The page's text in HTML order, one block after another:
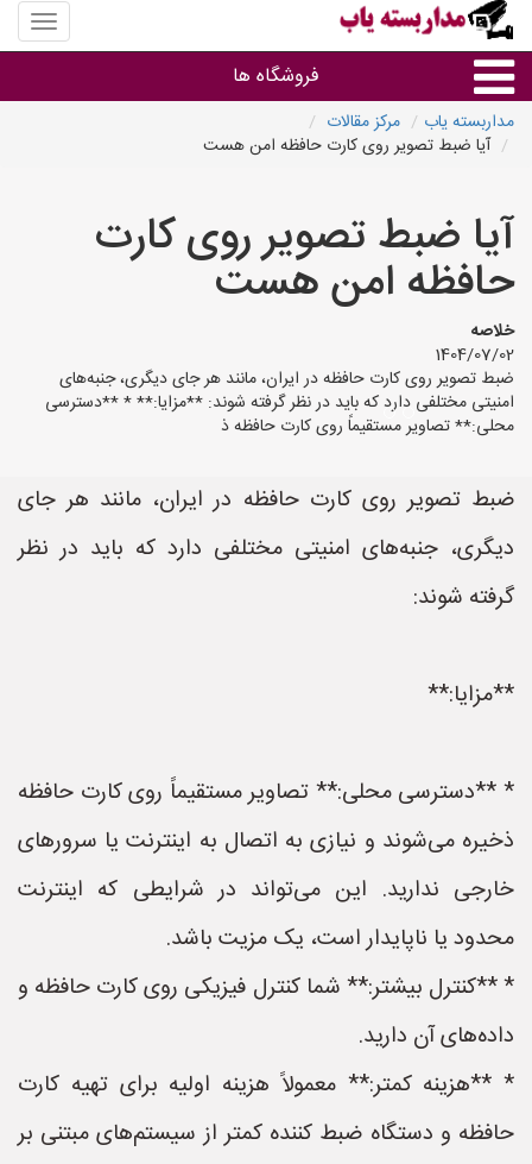
منوی
سایت
یاب
فروشگاه ها
براساس مشخصات ظاهری
فروشندگان دوربین مداربسته
مداربسته یاب
مرکز مقالات
آیا ضبط تصویر روی کارت حافظه امن هست
آیا ضبط تصویر روی کارت
حافظه امن هست
خلاصه
1404/07/02
ضبط تصویر روی کارت حافظه در ایران، مانند هر جای دیگری، جنبه‌های
امنیتی مختلفی دارد که باید در نظر گرفته شوند: **مزایا:** * **دسترسی
محلی:** تصاویر مستقیماً روی کارت حافظه ذ
ضبط تصویر روی کارت حافظه در ایران، مانند هر جای
دیگری، جنبه‌های امنیتی مختلفی دارد که باید در نظر
گرفته شوند:
**مزایا:**
* **دسترسی محلی:** تصاویر مستقیماً روی کارت حافظه
ذخیره می‌شوند و نیازی به اتصال به اینترنت یا سرورهای
خارجی ندارید. این می‌تواند در شرایطی که اینترنت
محدود یا ناپایدار است، یک مزیت باشد.
* **کنترل بیشتر:** شما کنترل فیزیکی روی کارت حافظه و
داده‌های آن دارید.
* **هزینه کمتر:** معمولاً هزینه اولیه برای تهیه کارت
حافظه و دستگاه ضبط کننده کمتر از سیستم‌های مبتنی بر